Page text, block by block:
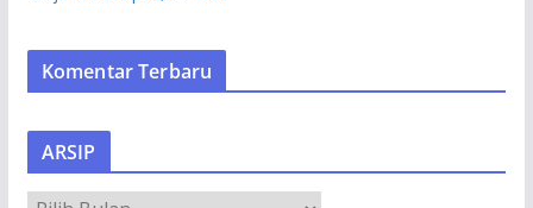
Komentar Terbaru
ARSIP